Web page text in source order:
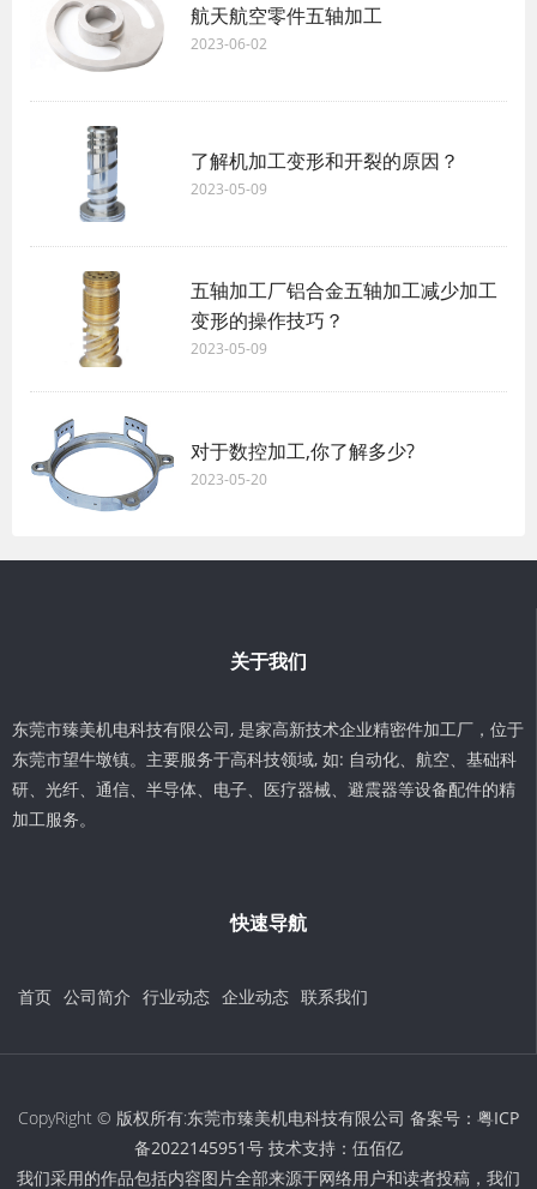
航天航空零件五轴加工
2023-06-02
了解机加工变形和开裂的原因？
2023-05-09
五轴加工厂铝合金五轴加工减少加工
变形的操作技巧？
2023-05-09
对于数控加工,你了解多少?
2023-05-20
关于我们
东莞市臻美机电科技有限公司, 是家高新技术企业精密件加工厂，位于
东莞市望牛墩镇。主要服务于高科技领域, 如: 自动化、航空、基础科
研、光纤、通信、半导体、电子、医疗器械、避震器等设备配件的精
加工服务。
快速导航
首页 公司简介 行业动态 企业动态 联系我们
CopyRight © 版权所有:东莞市臻美机电科技有限公司 备案号： 粤ICP
备2022145951号 技术支持： 伍佰亿
我们采用的作品包括内容图片全部来源于网络用户和读者投稿，我们